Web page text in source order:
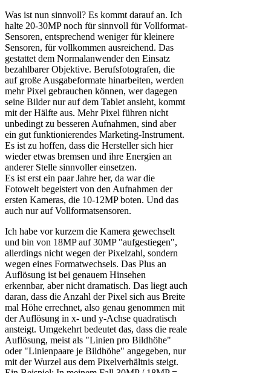
Was ist nun sinnvoll? Es kommt darauf an. Ich
halte 20-30MP noch für sinnvoll für Vollformat-
Sensoren, entsprechend weniger für kleinere
Sensoren, für vollkommen ausreichend. Das
gestattet dem Normalanwender den Einsatz
bezahlbarer Objektive. Berufsfotografen, die
auf große Ausgabeformate hinarbeiten, werden
mehr Pixel gebrauchen können, wer dagegen
seine Bilder nur auf dem Tablet ansieht, kommt
mit der Hälfte aus. Mehr Pixel führen nicht
unbedingt zu besseren Aufnahmen, sind aber
ein gut funktionierendes Marketing-Instrument.
Es ist zu hoffen, dass die Hersteller sich hier
wieder etwas bremsen und ihre Energien an
anderer Stelle sinnvoller einsetzen.
Es ist erst ein paar Jahre her, da war die
Fotowelt begeistert von den Aufnahmen der
ersten Kameras, die 10-12MP boten. Und das
auch nur auf Vollformatsensoren.
Ich habe vor kurzem die Kamera gewechselt
und bin von 18MP auf 30MP "aufgestiegen",
allerdings nicht wegen der Pixelzahl, sondern
wegen eines Formatwechsels. Das Plus an
Auflösung ist bei genauem Hinsehen
erkennbar, aber nicht dramatisch. Das liegt auch
daran, dass die Anzahl der Pixel sich aus Breite
mal Höhe errechnet, also genau genommen mit
der Auflösung in x- und y-Achse quadratisch
ansteigt. Umgekehrt bedeutet das, dass die reale
Auflösung, meist als "Linien pro Bildhöhe"
oder "Linienpaare je Bildhöhe" angegeben, nur
mit der Wurzel aus dem Pixelverhältnis steigt.